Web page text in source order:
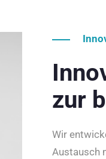
zur
Wir
Austausch